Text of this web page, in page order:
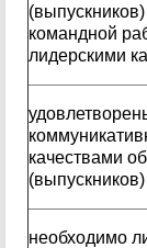
(выпускников)
командной
лидерскими
качествами
(выпускников)
необходимо